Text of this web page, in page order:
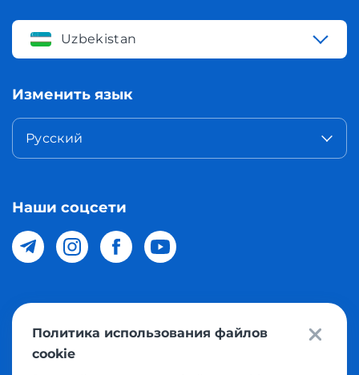
Uzbekistan
Изменить язык
Русский
Наши соцсети
© 2026 Meest Shopping доставка покупок с интернет
магазинов мира в Узбекистан. Все права защищены
Политика использования файлов
cookie